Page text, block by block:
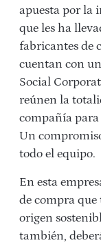
apuesta por la
que les ha
fabricantes de
cuentan con
Social
reúnen la
compañía
Un
todo el equipo.
En esta
de compra
origen
también,